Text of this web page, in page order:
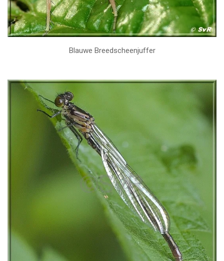
Blauwe Breedscheenjuffer